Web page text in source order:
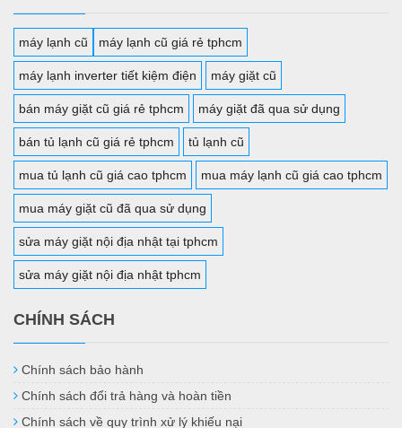
máy lạnh cũ máy lạnh cũ giá rẻ tphcm
máy lạnh inverter tiết kiệm điện máy giặt cũ
bán máy giặt cũ giá rẻ tphcm máy giặt đã qua sử dụng
bán tủ lạnh cũ giá rẻ tphcm tủ lạnh cũ
mua tủ lạnh cũ giá cao tphcm mua máy lạnh cũ giá cao tphcm
mua máy giặt cũ đã qua sử dụng
sửa máy giặt nội địa nhật tại tphcm
sửa máy giặt nội địa nhật tphcm
CHÍNH SÁCH
Chính sách bảo hành
Chính sách đổi trả hàng và hoàn tiền
Chính sách về quy trình xử lý khiếu nại